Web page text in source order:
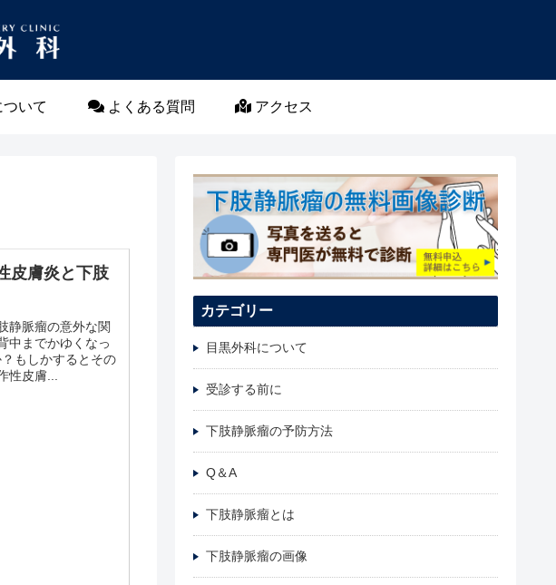
いて よくある質問 アクセス
皮膚炎と下肢
静脈瘤の意外な関
中までかゆくなっ
もしかするとその
性皮膚...
カテゴリー
目黒外科について
受診する前に
下肢静脈瘤の予防方法
Q＆A
下肢静脈瘤とは
下肢静脈瘤の画像